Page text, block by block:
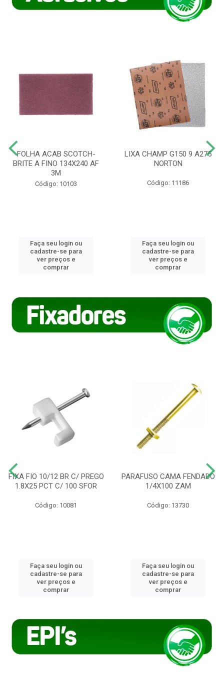
FOLHA ACAB SCOTCH-
BRITE A FINO 134X240 AF
3M
Código: 10103
Faça seu login ou
cadastre-se para
ver preços e
comprar
LIXA CHAMP G150 9 A275
NORTON
Código: 11186
Faça seu login ou
cadastre-se para
ver preços e
comprar
FIXA FIO 10/12 BR C/ PREGO
1.8X25 PCT C/ 100 SFOR
Código: 10081
Faça seu login ou
cadastre-se para
ver preços e
comprar
PARAFUSO CAMA FENDADO
1/4X100 ZAM
Código: 13730
Faça seu login ou
cadastre-se para
ver preços e
comprar